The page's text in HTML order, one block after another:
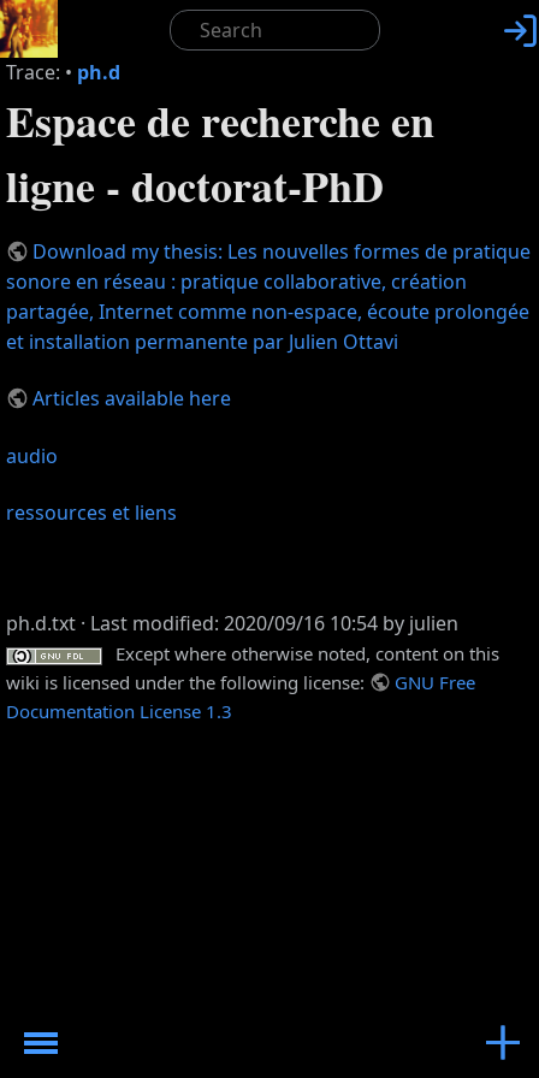

Trace: • ph.d
Espace de recherche en
ligne - doctorat-PhD
Download my thesis: Les nouvelles formes de pratique
sonore en réseau : pratique collaborative, création
partagée, Internet comme non-espace, écoute prolongée
et installation permanente par Julien Ottavi
Articles available here
audio
ressources et liens
ph.d.txt· Last modified: 2020/09/16 10:54 by julien
Except where otherwise noted, content on this
wiki is licensed under the following license:
GNU Free
Documentation License 1.3